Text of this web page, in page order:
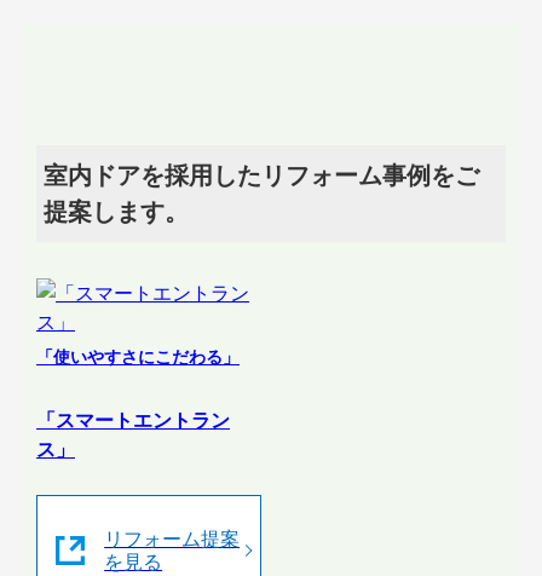
室内ドアを採用したリフォーム事例をご
提案します。
「使いやすさにこだわる」
「スマートエントラン
ス」
リフォーム提案
を見る